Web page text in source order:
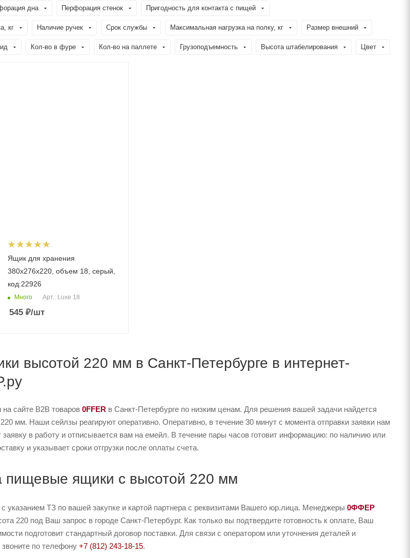
дна Перфорация стенок Пригодность для контакта с пищей
кг Наличие ручек Срок службы Максимальная нагрузка на полку, кг Размер внешний
Кол-во в фуре Кол-во на паллете Грузоподъемность Высота штабелирования Цвет
Ящик для хранения
380х276х220, объем 18, серый,
код:22926
Много Арт.: Luxe 18
545₽/шт
высотой 220 мм в Санкт-Петербурге в интернет-
сайте B2B товаров 0FFER в Санкт-Петербурге по низким ценам. Для решения вашей задачи найдется
мм. Наши сейлзы реагируют оперативно. Оперативно, в течение 30 минут с момента отправки заявки нам
в работу и отписывается вам на емейл. В течение пары часов готовит информацию: по наличию или
и указывает сроки отгрузки после оплаты счета.
пищевые ящики с высотой 220 мм
с указанием ТЗ по вашей закупке и картой партнера с реквизитами Вашего юр.лица. Менеджеры 0ФФЕР
220 под Ваш запрос в городе Санкт-Петербург. Как только вы подтвердите готовность к оплате, Ваш
подготовит стандартный договор поставки. Для связи с оператором или уточнения деталей и
по телефону +7 (812) 243-18-15.